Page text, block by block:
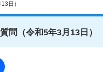
日）
問（令和5年3月13日）